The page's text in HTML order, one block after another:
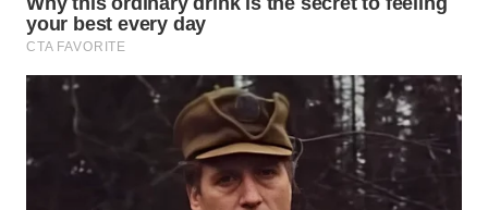
WN
SUBANG
WN
SUKABUMI
WN